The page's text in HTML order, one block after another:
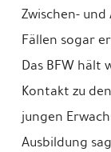
Zwischen-
Fällen sogar
Das BFW hält
Kontakt zu
jungen
Ausbildung